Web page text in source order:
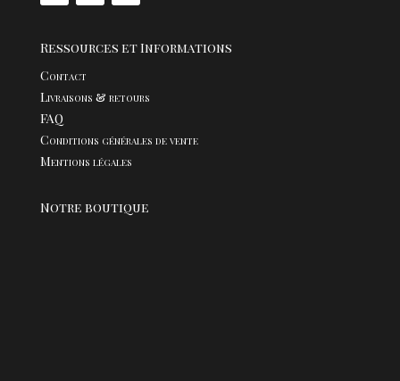
Ressources et Informations
Contact
Livraisons & retours
FAQ
Conditions générales de vente
Mentions légales
Notre boutique